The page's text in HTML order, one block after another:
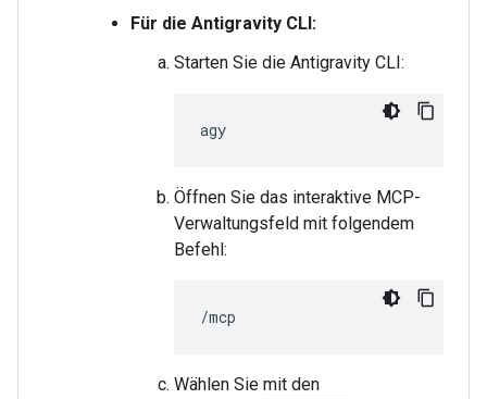
Für die Antigravity CLI:
Starten Sie die Antigravity CLI:
Öffnen Sie das interaktive MCP-
Verwaltungsfeld mit folgendem
Befehl:
Wählen Sie mit den